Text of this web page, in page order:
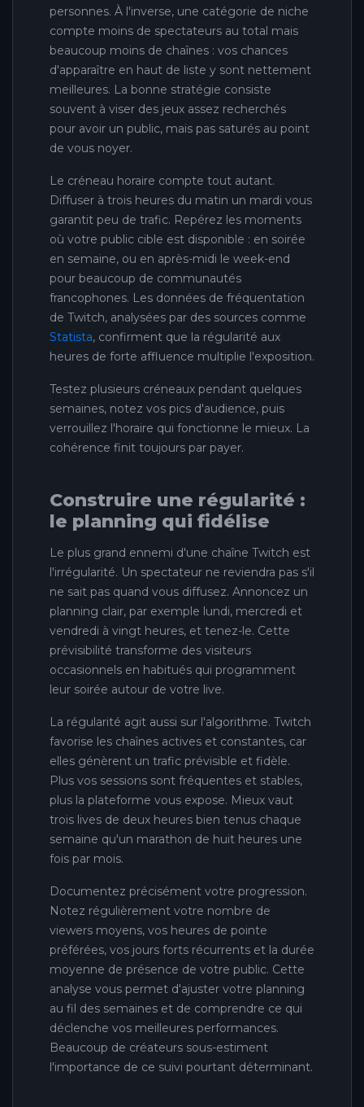
personnes. À l'inverse, une catégorie de niche
compte moins de spectateurs au total mais
beaucoup moins de chaînes : vos chances
d'apparaître en haut de liste y sont nettement
meilleures. La bonne stratégie consiste
souvent à viser des jeux assez recherchés
pour avoir un public, mais pas saturés au point
de vous noyer.
Le créneau horaire compte tout autant.
Diffuser à trois heures du matin un mardi vous
garantit peu de trafic. Repérez les moments
où votre public cible est disponible : en soirée
en semaine, ou en après-midi le week-end
pour beaucoup de communautés
francophones. Les données de fréquentation
de Twitch, analysées par des sources comme
Statista, confirment que la régularité aux
heures de forte affluence multiplie l'exposition.
Testez plusieurs créneaux pendant quelques
semaines, notez vos pics d'audience, puis
verrouillez l'horaire qui fonctionne le mieux. La
cohérence finit toujours par payer.
Construire une régularité :
le planning qui fidélise
Le plus grand ennemi d'une chaîne Twitch est
l'irrégularité. Un spectateur ne reviendra pas s'il
ne sait pas quand vous diffusez. Annoncez un
planning clair, par exemple lundi, mercredi et
vendredi à vingt heures, et tenez-le. Cette
prévisibilité transforme des visiteurs
occasionnels en habitués qui programment
leur soirée autour de votre live.
La régularité agit aussi sur l'algorithme. Twitch
favorise les chaînes actives et constantes, car
elles génèrent un trafic prévisible et fidèle.
Plus vos sessions sont fréquentes et stables,
plus la plateforme vous expose. Mieux vaut
trois lives de deux heures bien tenus chaque
semaine qu'un marathon de huit heures une
fois par mois.
Documentez précisément votre progression.
Notez régulièrement votre nombre de
viewers moyens, vos heures de pointe
préférées, vos jours forts récurrents et la durée
moyenne de présence de votre public. Cette
analyse vous permet d'ajuster votre planning
au fil des semaines et de comprendre ce qui
déclenche vos meilleures performances.
Beaucoup de créateurs sous-estiment
l'importance de ce suivi pourtant déterminant.